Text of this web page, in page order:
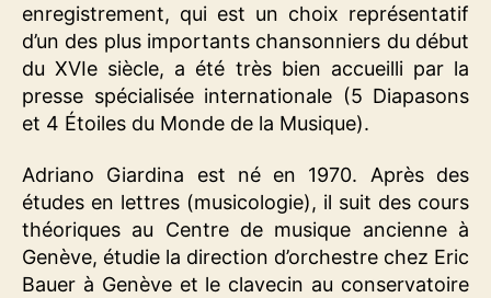
enregistrement, qui est un choix représentatif
d’un des plus importants chansonniers du début
du XVIe siècle, a été très bien accueilli par la
presse spécialisée internationale (5 Diapasons
et 4 Étoiles du Monde de la Musique).
Adriano Giardina est né en 1970. Après des
études en lettres (musicologie), il suit des cours
théoriques au Centre de musique ancienne à
Genève, étudie la direction d’orchestre chez Eric
Bauer à Genève et le clavecin au conservatoire